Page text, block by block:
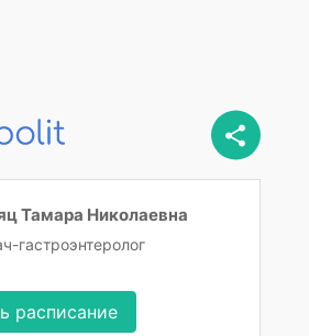
Тамара Николаевна
гастроэнтеролог
расписание